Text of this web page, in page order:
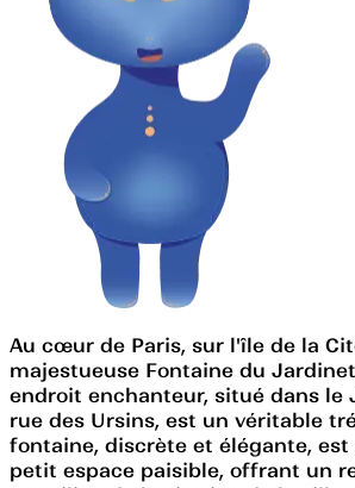
Au cœur de Paris, sur l'île de la
majestueuse Fontaine du
endroit enchanteur, situé dans le
rue des Ursins, est un véritable
fontaine, discrète et élégante, est
petit espace paisible, offrant un